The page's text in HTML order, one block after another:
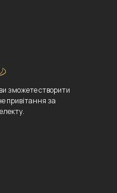
зможете створити
привітання за